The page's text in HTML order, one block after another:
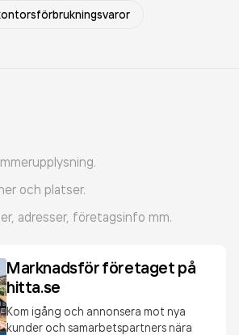
och platser.
adresser, företagsinfo mm.
Marknadsför företaget på
hitta.se
Kom igång och annonsera mot nya
kunder och samarbetspartners nära